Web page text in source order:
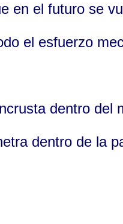
en el futuro se
el esfuerzo
dentro del
dentro de la